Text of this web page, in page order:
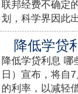
联邦经费不确定
划，科学界因此
降低学贷
降低学贷利息 哪
日）宣布，将自
的利率，以减轻